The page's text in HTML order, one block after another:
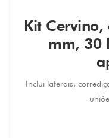
Kit
mm, 30
Inclui laterais,